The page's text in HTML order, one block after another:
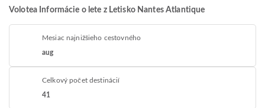
Volotea Informácie o lete z Letisko Nantes Atlantique
Mesiac najnižšieho cestovného
aug
Celkový počet destinácií
41